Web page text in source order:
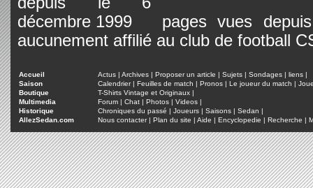
pages vues
aucunement affilié au club de football
Accueil Actus | Archives | Proposer un article | Sujets | Sondages | liens |
Saison
Calendrier| Feuilles de match | Pronos | Le joueur du match |
Boutique
T-Shirts Vintage et Originaux |
Multimedia
Forum | Chat | Photos | Videos |
Historique
Chroniques du passé | Joueurs | Saisons | Sedan |
AllezSedan.com
Nous contacter| Plan du site | Aide | Encyclopedie | Recherche |